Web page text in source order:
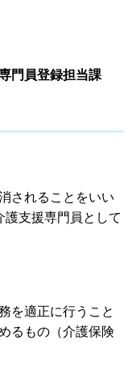
門員登録担当課
されることをいい
護支援専門員として
を適正に行うこと
るもの（介護保険